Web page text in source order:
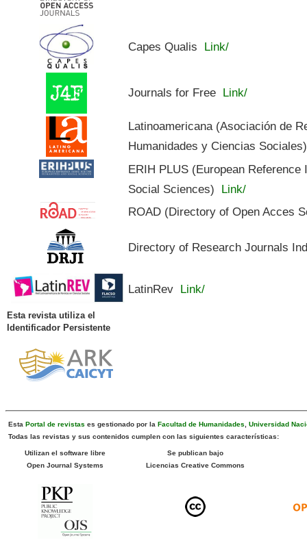
Capes Qualis Link/
Journals for Free Link/
Latinoamericana (Asociación de
Humanidades y Ciencias Sociales)
ERIH PLUS (European
Social Sciences) Link/
ROAD (Directory of Open Acces
Directory of Research Journals
LatinRev Link/
Esta revista utiliza el
Identificador Persistente
Esta Portal de revistas es gestionado por la Facultad de Humanidades
Universidad
Todas las revistas y sus contenidos cumplen con las siguientes características:
Utilizan el software libre
Open Journal Systems
Se publican bajo
Licencias Creative Commons